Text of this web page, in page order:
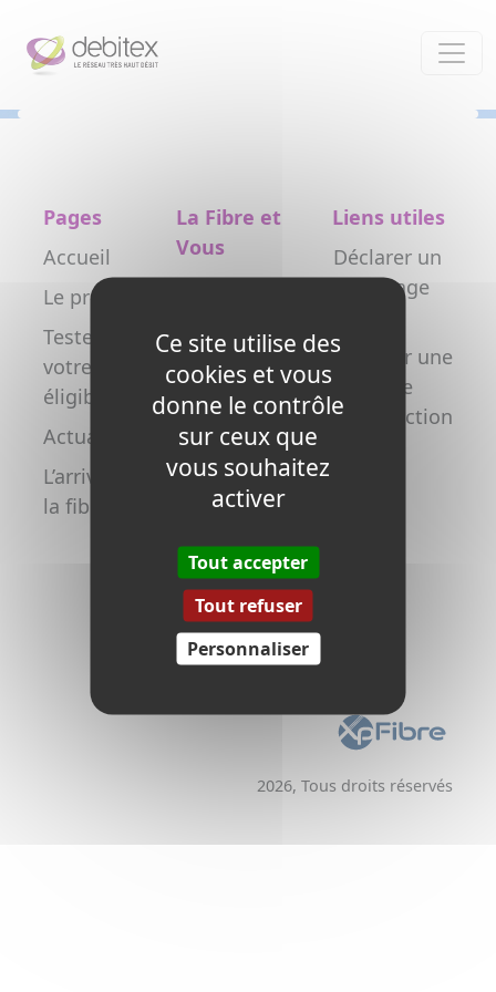
Pages
Accueil
Le projet
Testez
votre
éligibilité
Actualités
L’arrivée de
la fibre
La Fibre et
Vous
Particulier
Collectivité
Opérateur
Copropriétés
/ syndics
Promoteurs /
Aménageurs
Liens utiles
Déclarer un
dommage
Déclarer une
nouvelle
construction
2026, Tous droits réservés
Ce site utilise des
cookies et vous
donne le contrôle
sur ceux que
vous souhaitez
activer
Tout accepter
Tout refuser
Personnaliser